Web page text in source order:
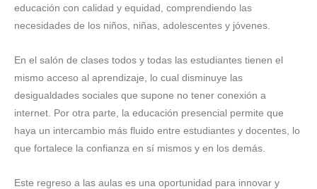
educación con calidad y equidad, comprendiendo las
necesidades de los niños, niñas, adolescentes y jóvenes.
En el salón de clases todos y todas las estudiantes tienen el
mismo acceso al aprendizaje, lo cual disminuye las
desigualdades sociales que supone no tener conexión a
internet. Por otra parte, la educación presencial permite que
haya un intercambio más fluido entre estudiantes y docentes, lo
que fortalece la confianza en sí mismos y en los demás.
Este regreso a las aulas es una oportunidad para innovar y